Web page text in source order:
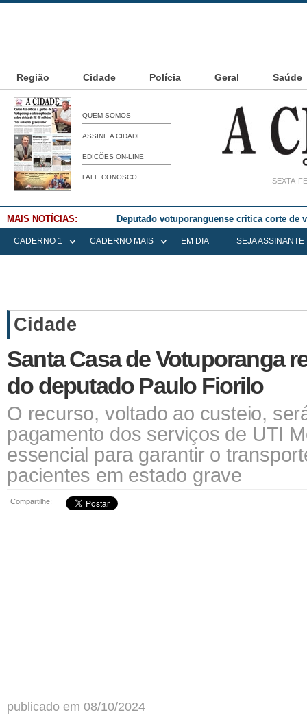
Região Cidade Polícia Geral Saúde
QUEM SOMOS
ASSINE A CIDADE
EDIÇÕES ON-LINE
FALE CONOSCO SEXTA-
MAIS NOTÍCIAS: Deputado votuporanguense critica corte de
CADERNO 1 CADERNO MAIS EM DIA SEJA ASSINANTE
Cidade
Santa Casa de Votuporanga
do deputado Paulo Fiorilo
O recurso, voltado ao custeio,
pagamento dos serviços de UTI
essencial para garantir o
pacientes em estado grave
Compartilhe:
publicado em 08/10/2024